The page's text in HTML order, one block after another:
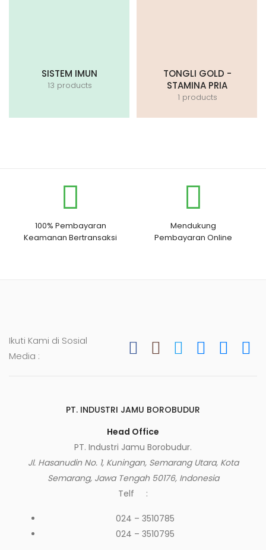
SISTEM IMUN
13 products
TONGLI GOLD -
STAMINA PRIA
1 products
100% Pembayaran
Keamanan Bertransaksi
Mendukung
Pembayaran Online
Ikuti Kami di Sosial
Media :
PT. INDUSTRI JAMU BOROBUDUR
Head Office
PT. Industri Jamu Borobudur.
Jl. Hasanudin No. 1, Kuningan, Semarang Utara, Kota
Semarang, Jawa Tengah 50176, Indonesia
Telf :
024 – 3510785
024 – 3510795